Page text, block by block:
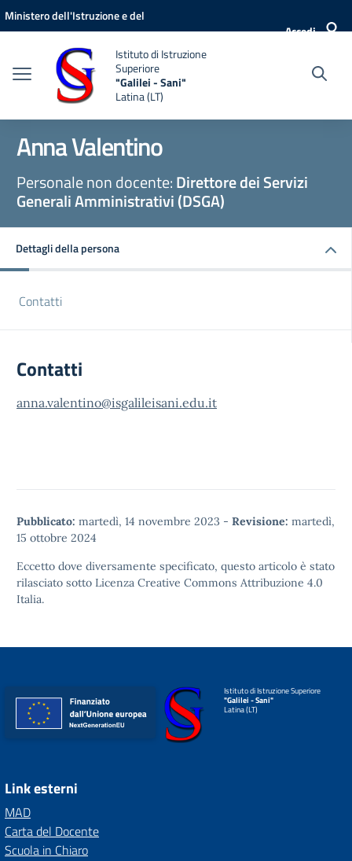
Vai ai contenuti
Vai al menu di navigazione
Vai al footer
Ministero dell'Istruzione e del
Accedi
Istituto di Istruzione
Superiore
"Galilei - Sani"
Latina (LT)
Anna Valentino
Personale non docente:Direttore dei Servizi
Generali Amministrativi (DSGA)
Dettagli della persona
Contatti
Contatti
anna.valentino@isgalileisani.edu.it
Pubblicato: martedì, 14 novembre 2023 - Revisione: martedì,
15 ottobre 2024
Eccetto dove diversamente specificato, questo articolo è stato
rilasciato sotto Licenza Creative Commons Attribuzione 4.0
Italia.
Istituto di Istruzione Superiore
"Galilei - Sani"
Latina (LT)
Link esterni
MAD
Carta del Docente
Scuola in Chiaro